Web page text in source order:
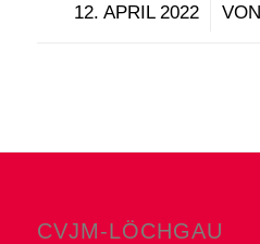
12. APRIL 2022
/ VON
CVJM-LÖCHGAU